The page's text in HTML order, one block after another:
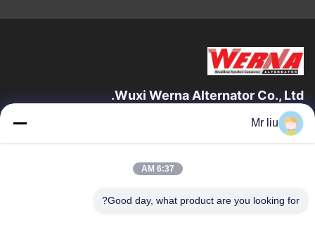
Wuxi Werna Alternator Co., Ltd.
روابط سريعة
حولنا
جولة في المصنع
مراقبة الجودة
Mr liu
6:37 AM
Good day, what product are you looking for?